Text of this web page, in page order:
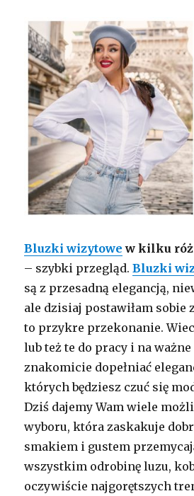
Bluzki wizytowe w kilku
– szybki przegląd. Bluzki
są z przesadną elegancją,
ale dzisiaj postawiłam sobie
to przykre przekonanie.
lub też te do pracy i na
znakomicie dopełniać
których będziesz czuć się
Dziś dajemy Wam wiele
wyboru, która zaskakuje
smakiem i gustem
wszystkim odrobinę luzu,
oczywiście najgorętszych